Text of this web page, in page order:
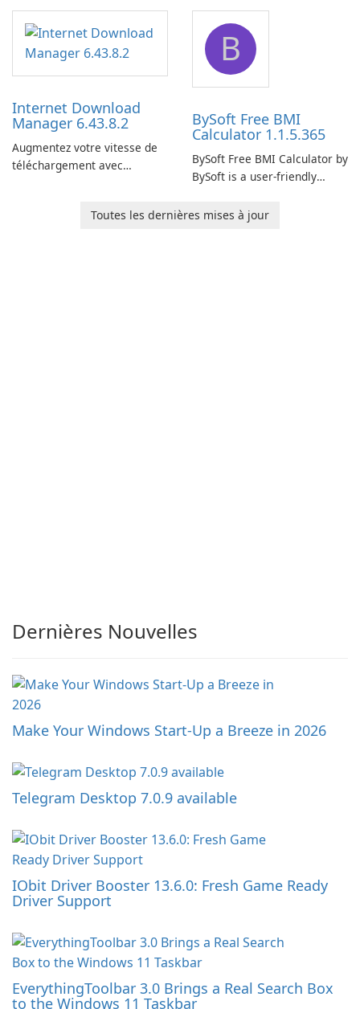
application designed to
monitor your internet
connection and provide real-
time insights into its
designed to help businesses
effectively manage their
network infrastructure.
Internet Download
Manager 6.43.8.2
Augmentez votre vitesse de
téléchargement avec
B
BySoft Free BMI
Calculator 1.1.5.365
BySoft Free BMI Calculator by
BySoft is a user-friendly
designed to help you
Toutes les dernières mises à jour
Dernières Nouvelles
Make Your Windows Start-Up a Breeze in 2026
Telegram Desktop 7.0.9 available
IObit Driver Booster 13.6.0: Fresh Game Ready
Driver Support
EverythingToolbar 3.0 Brings a Real Search Box
to the Windows 11 Taskbar